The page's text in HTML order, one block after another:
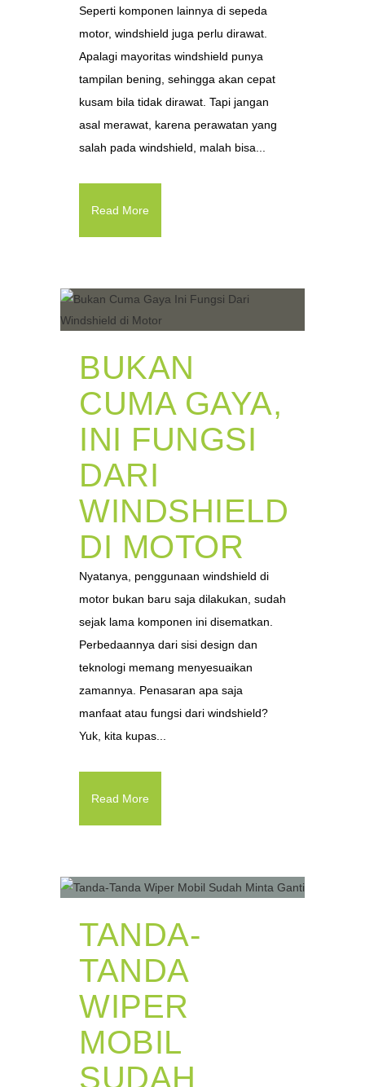
Seperti komponen lainnya di sepeda
motor, windshield juga perlu dirawat.
Apalagi mayoritas windshield punya
tampilan bening, sehingga akan cepat
kusam bila tidak dirawat. Tapi jangan
asal merawat, karena perawatan yang
salah pada windshield, malah bisa...
Read More
BUKAN
CUMA GAYA,
INI FUNGSI
DARI
WINDSHIELD
DI MOTOR
Nyatanya, penggunaan windshield di
motor bukan baru saja dilakukan, sudah
sejak lama komponen ini disematkan.
Perbedaannya dari sisi design dan
teknologi memang menyesuaikan
zamannya. Penasaran apa saja
manfaat atau fungsi dari windshield?
Yuk, kita kupas...
Read More
TANDA-
TANDA
WIPER
MOBIL
SUDAH